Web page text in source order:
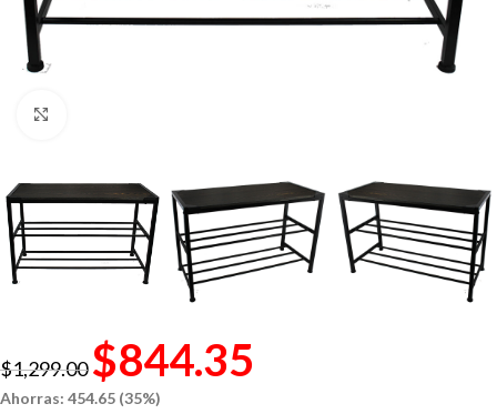
$1,299.00 $844.35
Ahorras: 454.65 (35%)